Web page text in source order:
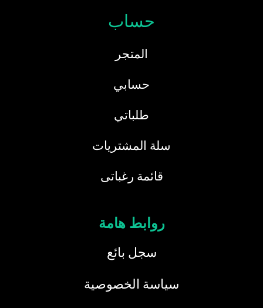
حساب
المتجر
حسابي
طلباتي
سلة المشتريات
قائمة رغباتى
روابط هامة
سجل بائع
سياسة الخصوصية